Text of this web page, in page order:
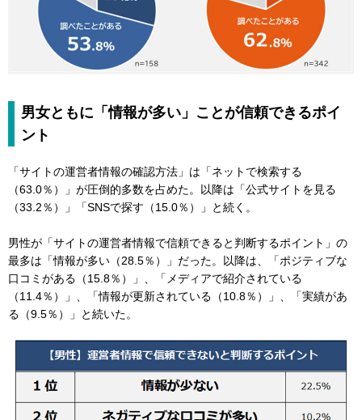
男女ともに「情報が多い」ことが信頼できるポイ
ント
「サイトの運営者情報の確認方法」は「ネットで検索する
（63.0％）」が圧倒的多数を占めた。以降は「公式サイトを見る
（33.2％）」「SNSで探す（15.0％）」と続く。
男性が「サイトの運営者情報で信頼できると判断するポイント」の
最多は「情報が多い（28.5％）」だった。以降は、「ポジティブな
口コミがある（15.8％）」、「メディアで紹介されている
（11.4％）」、「情報が更新されている（10.8％）」、「実績があ
る（9.5％）」と続いた。